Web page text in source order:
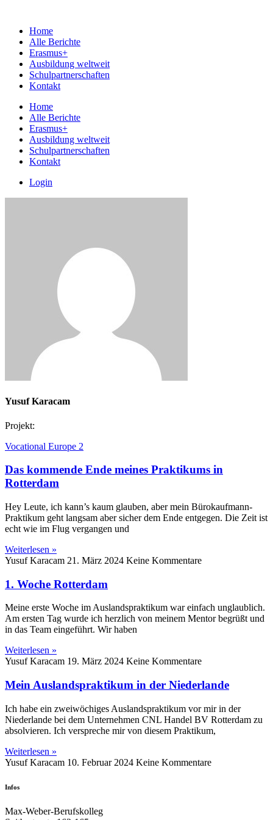
Home
Alle Berichte
Erasmus+
Ausbildung weltweit
Schulpartnerschaften
Kontakt
Home
Alle Berichte
Erasmus+
Ausbildung weltweit
Schulpartnerschaften
Kontakt
Login
Yusuf Karacam
Projekt:
Vocational Europe 2
Das kommende Ende meines Praktikums in
Rotterdam
Hey Leute, ich kann’s kaum glauben, aber mein Bürokaufmann-
Praktikum geht langsam aber sicher dem Ende entgegen. Die Zeit ist
echt wie im Flug vergangen und
Weiterlesen »
Yusuf Karacam 21. März 2024 Keine Kommentare
1. Woche Rotterdam
Meine erste Woche im Auslandspraktikum war einfach unglaublich.
Am ersten Tag wurde ich herzlich von meinem Mentor begrüßt und
in das Team eingeführt. Wir haben
Weiterlesen »
Yusuf Karacam 19. März 2024 Keine Kommentare
Mein Auslandspraktikum in der Niederlande
Ich habe ein zweiwöchiges Auslandspraktikum vor mir in der
Niederlande bei dem Unternehmen CNL Handel BV Rotterdam zu
absolvieren. Ich verspreche mir von diesem Praktikum,
Weiterlesen »
Yusuf Karacam 10. Februar 2024 Keine Kommentare
Infos
Max-Weber-Berufskolleg